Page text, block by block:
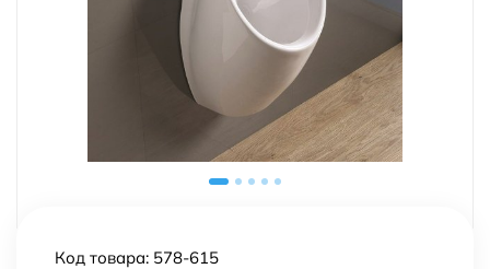
Код товара: 578-615